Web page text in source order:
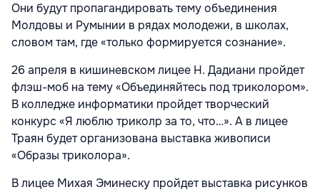
Они будут пропагандировать тему объединения
Молдовы и Румынии в рядах молодежи, в школах,
словом там, где «только формируется сознание».
26 апреля в кишиневском лицее Н. Дадиани пройдет
флэш-моб на тему «Объединяйтесь под триколором».
В колледже информатики пройдет творческий
конкурс «Я люблю триколр за то, что…». А в лицее
Траян будет организована выставка живописи
«Образы триколора».
В лицее Михая Эминеску пройдет выставка рисунков